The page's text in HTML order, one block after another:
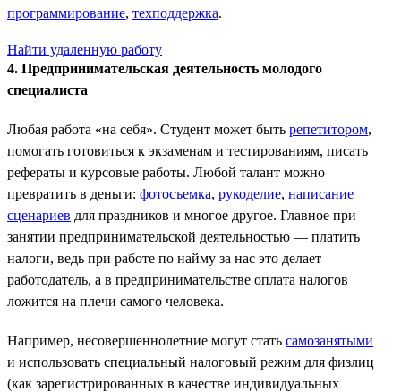
программирование, техподдержка.
Найти удаленную работу
4. Предпринимательская деятельность молодого
специалиста
Любая работа «на себя». Студент может быть репетитором,
помогать готовиться к экзаменам и тестированиям, писать
рефераты и курсовые работы. Любой талант можно
превратить в деньги: фотосъемка, рукоделие, написание
сценариев для праздников и многое другое. Главное при
занятии предпринимательской деятельностью — платить
налоги, ведь при работе по найму за нас это делает
работодатель, а в предпринимательстве оплата налогов
ложится на плечи самого человека.
Например, несовершеннолетние могут стать самозанятыми
и использовать специальный налоговый режим для физлиц
(как зарегистрированных в качестве индивидуальных